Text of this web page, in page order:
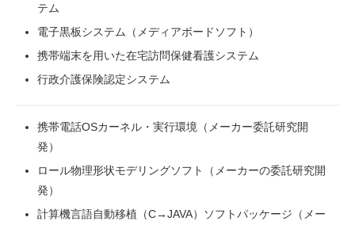
テム
電子黒板システム（メディアボードソフト）
携帯端末を用いた在宅訪問保健看護システム
行政介護保険認定システム
携帯電話OSカーネル・実行環境（メーカー委託研究開
発）
ロール物理形状モデリングソフト（メーカーの委託研究開
発）
計算機言語自動移植（C→JAVA）ソフトパッケージ（メー